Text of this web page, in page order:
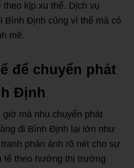
kịp xu thế. Dịch vụ
Bình Định cũng vì thế mà có
mẽ.
để chuyển phát
Định
mà nhu chuyển phát
đi Bình Định lại lớn như
phản ánh rõ nét cho sự
tế theo hướng thị trường